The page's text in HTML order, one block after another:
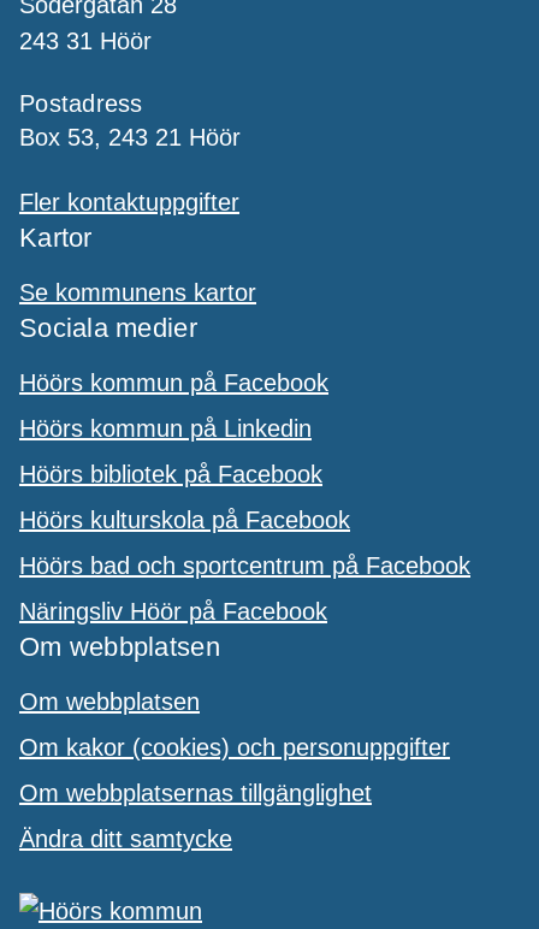
243 31 Höör
Postadress
Box 53, 243 21 Höör
Fler kontaktuppgifter
Kartor
Se kommunens kartor
Sociala medier
Höörs kommun på Facebook
Höörs kommun på Linkedin
Höörs bibliotek på Facebook
Höörs kulturskola på Facebook
Höörs bad och sportcentrum på Facebook
Näringsliv Höör på Facebook
Om webbplatsen
Om webbplatsen
Om kakor (cookies) och personuppgifter
Om webbplatsernas tillgänglighet
Ändra ditt samtycke